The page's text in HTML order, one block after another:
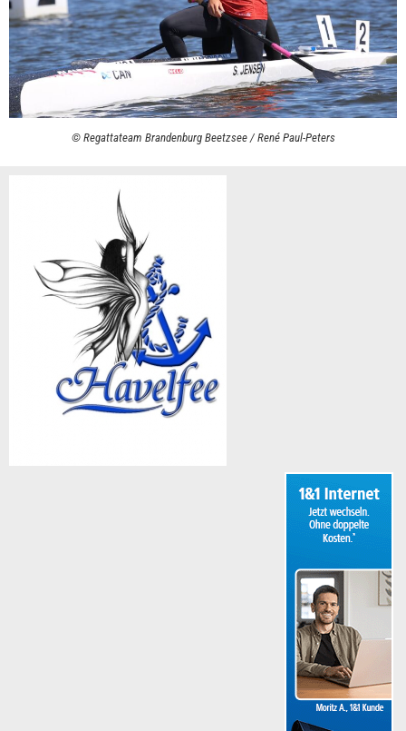
© Regattateam Brandenburg Beetzsee / René Paul-Peters